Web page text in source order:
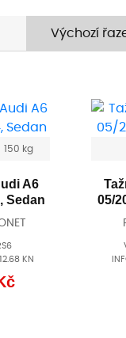
Výchozí
150 kg
A6
Sedan
KN
05/